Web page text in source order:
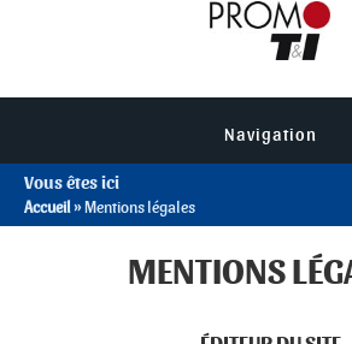
Navigation
Vous êtes ici
Accueil» Mentions légales
MENTIONS